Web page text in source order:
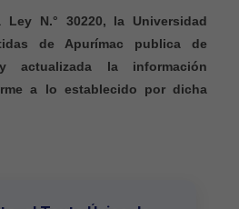
N.° 30220, la Universidad
de Apurímac publica de
actualizada la información
a lo establecido por dicha